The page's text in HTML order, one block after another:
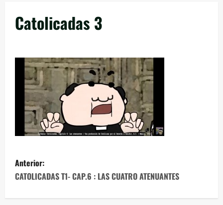
Catolicadas 3
Anterior:
CATOLICADAS T1- CAP.6 : LAS CUATRO ATENUANTES